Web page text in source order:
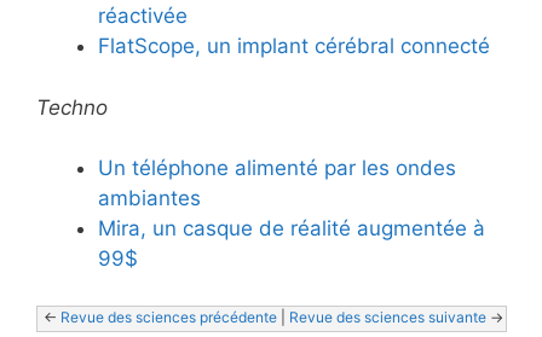
réactivée
FlatScope, un implant cérébral connecté
Techno
Un téléphone alimenté par les ondes
ambiantes
Mira, un casque de réalité augmentée à
99$
<- Revue des sciences précédente Revue des sciences suivante ->